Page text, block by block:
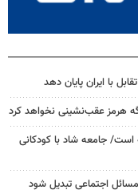
با ایران پایان دهد
هرمز عقب‌نشینی نخواهد کرد
جامعه شاد با کودکانی
اجتماعی تبدیل شود